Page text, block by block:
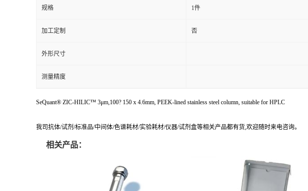
规格 1件
加工定制 否
外形尺寸
测量精度
SeQuant® ZIC-HILIC™ 3μm,100? 150 x 4.6mm, PEEK-lined stainless steel column, suitable for HPLC
我司抗体/试剂/标准品/中间体/色谱耗材/实验耗材/仪器/试剂盒等相关产品都有货,欢迎随时来电咨询。
相关产品：